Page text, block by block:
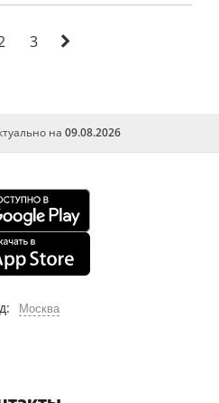
pilot александр
леонардо да
средство
3
на 09.08.2026
Москва